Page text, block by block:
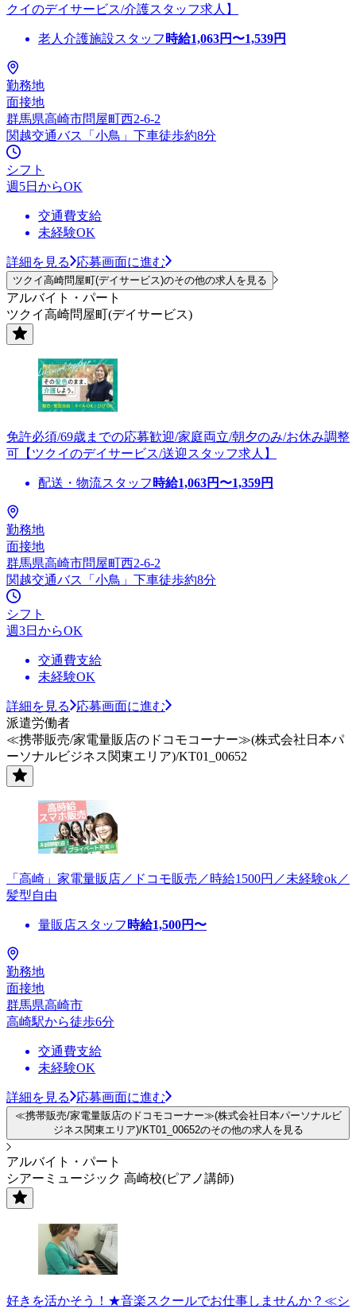
クイのデイサービス/介護スタッフ求人】
老人介護施設スタッフ 時給1,063円〜1,539円
勤務地
面接地
群馬県高崎市問屋町西2-6-2
関越交通バス「小鳥」下車徒歩約8分
シフト
週5日からOK
交通費支給
未経験OK
詳細を見る 応募画面に進む
ツクイ高崎問屋町(デイサービス)のその他の求人を見る
アルバイト・パート
ツクイ高崎問屋町(デイサービス)
免許必須/69歳までの応募歓迎/家庭両立/朝夕のみ/お休み調整
可【ツクイのデイサービス/送迎スタッフ求人】
配送・物流スタッフ 時給1,063円〜1,359円
勤務地
面接地
群馬県高崎市問屋町西2-6-2
関越交通バス「小鳥」下車徒歩約8分
シフト
週3日からOK
交通費支給
未経験OK
詳細を見る
応募画面に進む
派遣労働者
≪携帯販売/家電量販店のドコモコーナー≫(株式会社日本パ
ーソナルビジネス関東エリア)/KT01_00652
「高崎」家電量販店／ドコモ販売／時給1500円／未経験ok／
髪型自由
量販店スタッフ 時給1,500円〜
勤務地
面接地
群馬県高崎市
高崎駅から徒歩6分
交通費支給
未経験OK
詳細を見る 応募画面に進む
≪携帯販売/家電量販店のドコモコーナー≫(株式会社日本パーソナルビ
ジネス関東エリア)/KT01_00652のその他の求人を見る
アルバイト・パート
シアーミュージック 高崎校(ピアノ講師)
好きを活かそう！★音楽スクールでお仕事しませんか？≪シ